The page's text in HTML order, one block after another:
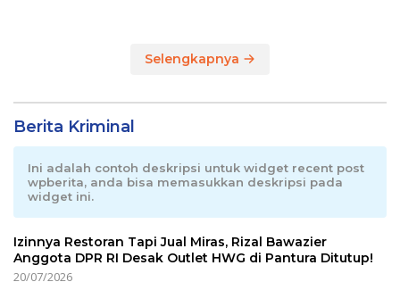
Selengkapnya
Berita Kriminal
Ini adalah contoh deskripsi untuk widget recent post
wpberita, anda bisa memasukkan deskripsi pada
widget ini.
Izinnya Restoran Tapi Jual Miras, Rizal Bawazier
Anggota DPR RI Desak Outlet HWG di Pantura Ditutup!
20/07/2026